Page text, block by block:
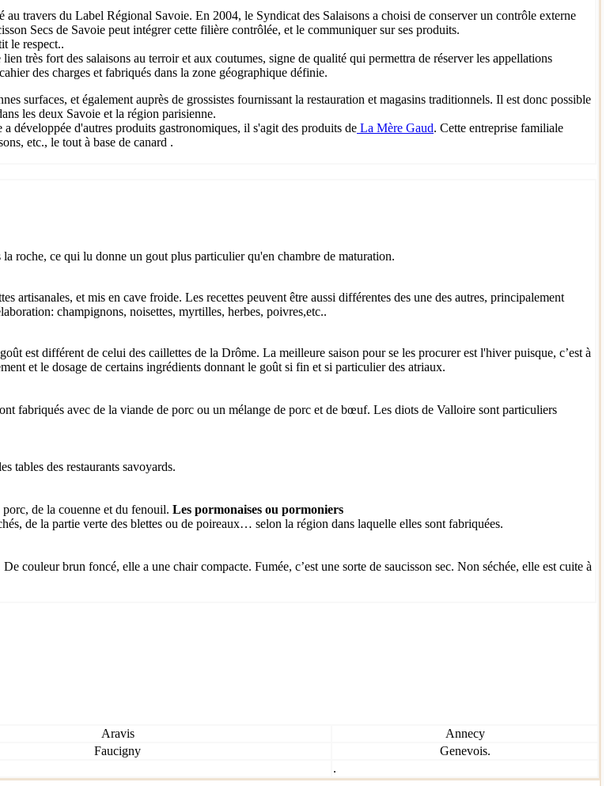
travers du Label Régional Savoie. En 2004, le Syndicat des Salaisons a choisi de conserver un contrôle externe
Secs de Savoie peut intégrer cette filière contrôlée, et le communiquer sur ses produits.
le respect..
très fort des salaisons au terroir et aux coutumes, signe de qualité qui permettra de réserver les appellations
des charges et fabriqués dans la zone géographique définie.
surfaces, et également auprès de grossistes fournissant la restauration et magasins traditionnels. Il est donc possible
les deux Savoie et la région parisienne.
développée d'autres produits gastronomiques, il s'agit des produits de La Mère Gaud. Cette entreprise familiale
etc., le tout à base de canard .
roche, ce qui lu donne un gout plus particulier qu'en chambre de maturation.
artisanales, et mis en cave froide. Les recettes peuvent être aussi différentes des une des autres, principalement
champignons, noisettes, myrtilles, herbes, poivres,etc..
est différent de celui des caillettes de la Drôme. La meilleure saison pour se les procurer est l'hiver puisque, c’est à
et le dosage de certains ingrédients donnant le goût si fin et si particulier des atriaux.
fabriqués avec de la viande de porc ou un mélange de porc et de bœuf. Les diots de Valloire sont particuliers
tables des restaurants savoyards.
de la couenne et du fenouil. Les pormonaises ou pormoniers
de la partie verte des blettes ou de poireaux… selon la région dans laquelle elles sont fabriquées.
couleur brun foncé, elle a une chair compacte. Fumée, c’est une sorte de saucisson sec. Non séchée, elle est cuite à
Aravis
Annecy
Faucigny
Genevois.
.